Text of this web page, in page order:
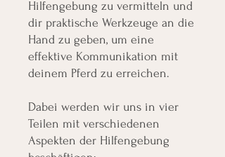
Hilfengebung zu vermitteln und
dir praktische Werkzeuge an die
Hand zu geben, um eine
effektive Kommunikation mit
deinem Pferd zu erreichen.
Dabei werden wir uns in vier
Teilen mit verschiedenen
Aspekten der Hilfengebung